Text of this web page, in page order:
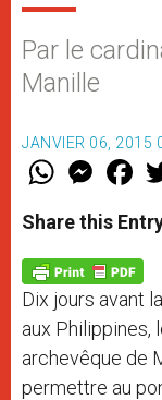
Par le
Manille
JANVIER 06, 2015
W
t
s
p
p
M
e
s
e
g
e
r
F
a
e
b
o
k
Share this
Dix jours avant
aux Philippines,
archevêque de
permettre au